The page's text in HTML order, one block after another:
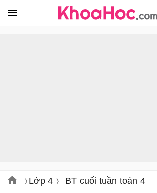
Lớp 4 BT cuối tuần toán 4